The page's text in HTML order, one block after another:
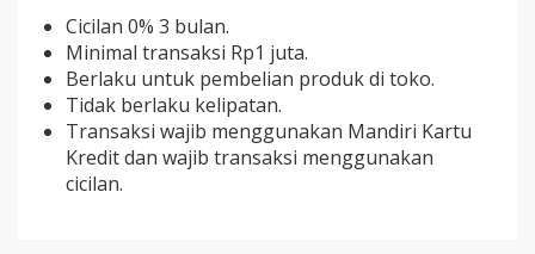
Cicilan 0% 3 bulan.
Minimal transaksi Rp1 juta.
Berlaku untuk pembelian produk di toko.
Tidak berlaku kelipatan.
Transaksi wajib menggunakan Mandiri Kartu
Kredit dan wajib transaksi menggunakan
cicilan.